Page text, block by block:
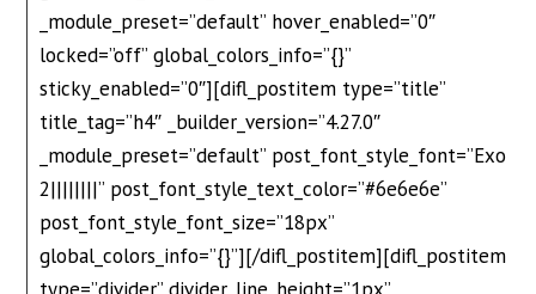
_module_preset=”default” hover_enabled=”0″
locked=”off” global_colors_info=”{}”
sticky_enabled=”0″][difl_postitem type=”title”
title_tag=”h4″ _builder_version=”4.27.0″
_module_preset=”default” post_font_style_font=”Exo
2||||||||” post_font_style_text_color=”#6e6e6e”
post_font_style_font_size=”18px”
global_colors_info=”{}”][/difl_postitem][difl_postitem